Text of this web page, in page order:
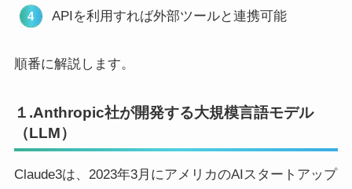
APIを利用すれば外部ツールと連携可能
順番に解説します。
１.Anthropic社が開発する大規模言語モデル
（LLM）
Claude3は、2023年3月にアメリカのAIスタートアップ